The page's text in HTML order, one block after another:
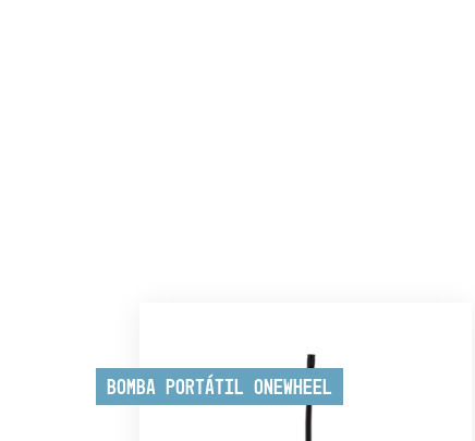
Bomba portátil Onewheel